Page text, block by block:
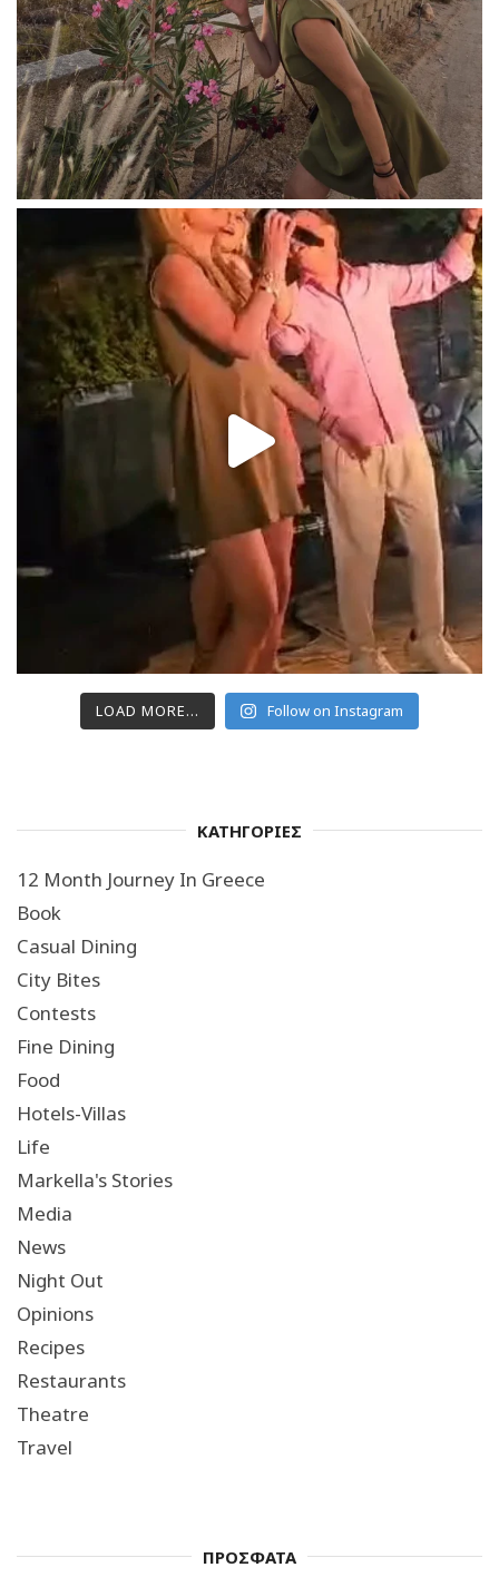
LOAD MORE... Follow on Instagram
ΚΑΤΗΓΟΡΙΕΣ
12 Month Journey In Greece
Book
Casual Dining
City Bites
Contests
Fine Dining
Food
Hotels-Villas
Life
Markella's Stories
Media
News
Night Out
Opinions
Recipes
Restaurants
Theatre
Travel
ΠΡΟΣΦΑΤΑ